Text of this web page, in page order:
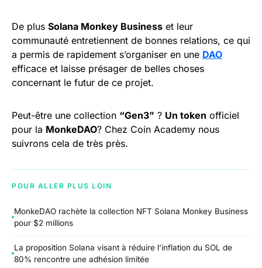
De plus Solana Monkey Business et leur
communauté entretiennent de bonnes relations, ce qui
a permis de rapidement s’organiser en une DAO
efficace et laisse présager de belles choses
concernant le futur de ce projet.
Peut-être une collection “Gen3” ? Un token officiel
pour la MonkeDAO? Chez Coin Academy nous
suivrons cela de très près.
POUR ALLER PLUS LOIN
MonkeDAO rachète la collection NFT Solana Monkey Business
pour $2 millions
La proposition Solana visant à réduire l’inflation du SOL de
80% rencontre une adhésion limitée